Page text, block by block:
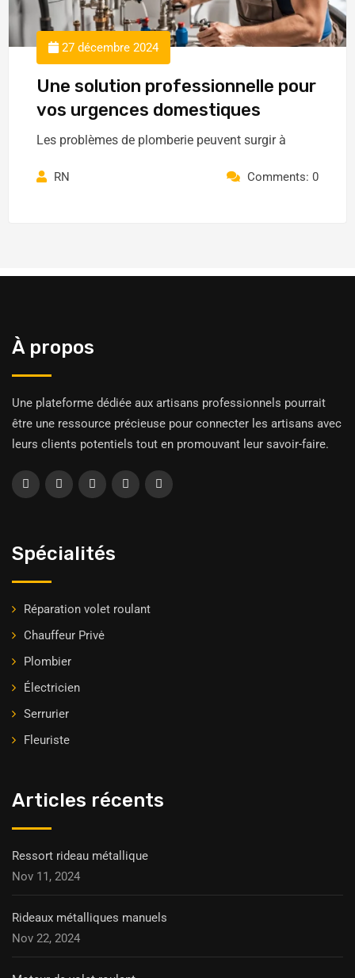
27 décembre 2024
Une solution professionnelle pour
vos urgences domestiques
Les problèmes de plomberie peuvent surgir à
RN Comments: 0
À propos
Une plateforme dédiée aux artisans professionnels pourrait
être une ressource précieuse pour connecter les artisans avec
leurs clients potentiels tout en promouvant leur savoir-faire.
Spécialités
Réparation volet roulant
Chauffeur Privė
Plombier
Électricien
Serrurier
Fleuriste
Articles récents
Ressort rideau métallique
Nov 11, 2024
Rideaux métalliques manuels
Nov 22, 2024